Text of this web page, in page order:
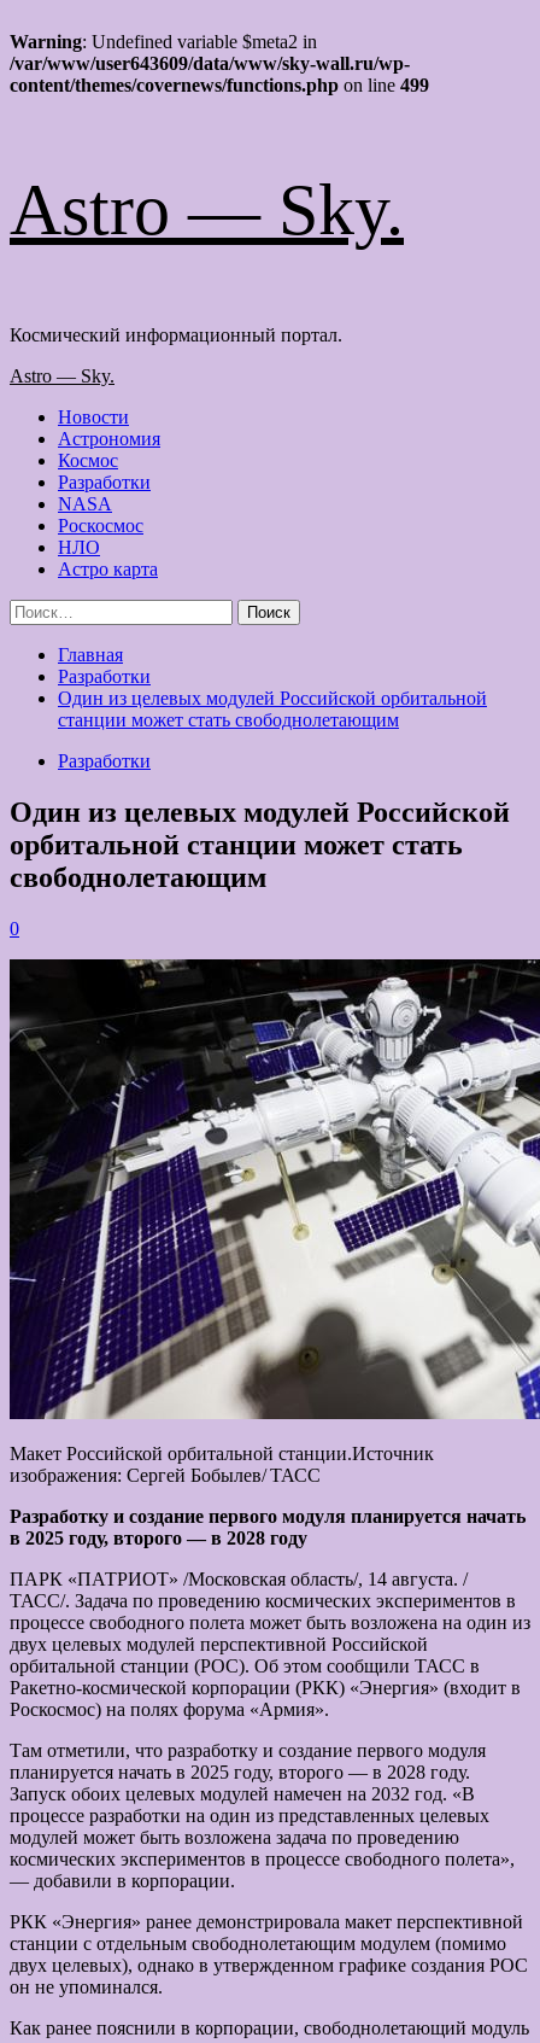
Warning: Undefined variable $meta2 in
/var/www/user643609/data/www/sky-wall.ru/wp-
content/themes/covernews/functions.php on line 499
содержимому
Astro — Sky.
Космический информационный портал.
Основное
Astro — Sky.
Новости
Астрономия
Космос
Разработки
NASA
Роскосмос
НЛО
Астро карта
Найти:
Главная
Разработки
Один из целевых модулей Российской орбитальной
станции может стать свободнолетающим
Разработки
Один из целевых модулей Российской
орбитальной станции может стать
свободнолетающим
0
Макет Российской орбитальной станции.Источник
изображения: Сергей Бобылев/ ТАСС
Разработку и создание первого модуля планируется начать
в 2025 году, второго — в 2028 году
ПАРК «ПАТРИОТ» /Московская область/, 14 августа. /
ТАСС/. Задача по проведению космических экспериментов в
процессе свободного полета может быть возложена на один из
двух целевых модулей перспективной Российской
орбитальной станции (РОС). Об этом сообщили ТАСС в
Ракетно-космической корпорации (РКК) «Энергия» (входит в
Роскосмос) на полях форума «Армия».
Там отметили, что разработку и создание первого модуля
планируется начать в 2025 году, второго — в 2028 году.
Запуск обоих целевых модулей намечен на 2032 год. «В
процессе разработки на один из представленных целевых
модулей может быть возложена задача по проведению
космических экспериментов в процессе свободного полета»,
— добавили в корпорации.
РКК «Энергия» ранее демонстрировала макет перспективной
станции с отдельным свободнолетающим модулем (помимо
двух целевых), однако в утвержденном графике создания РОС
он не упоминался.
Как ранее пояснили в корпорации, свободнолетающий модуль